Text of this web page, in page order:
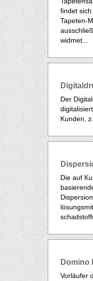
findet
Tapeten-
widmet...
Der
Kunden, z...
Die auf
Domino
Vorläufer